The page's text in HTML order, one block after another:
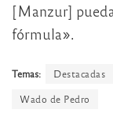
[Manzur]
fórmula».
Temas: Destacadas
Wado de Pedro